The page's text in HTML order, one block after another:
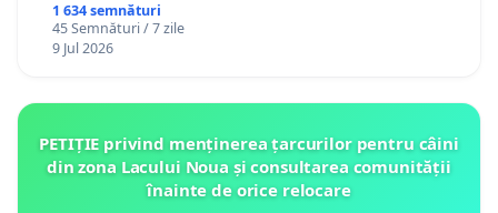
1 634 semnături
45 Semnături / 7 zile
9 Jul 2026
PETIȚIE privind menținerea țarcurilor pentru câini
din zona Lacului Noua și consultarea comunității
înainte de orice relocare